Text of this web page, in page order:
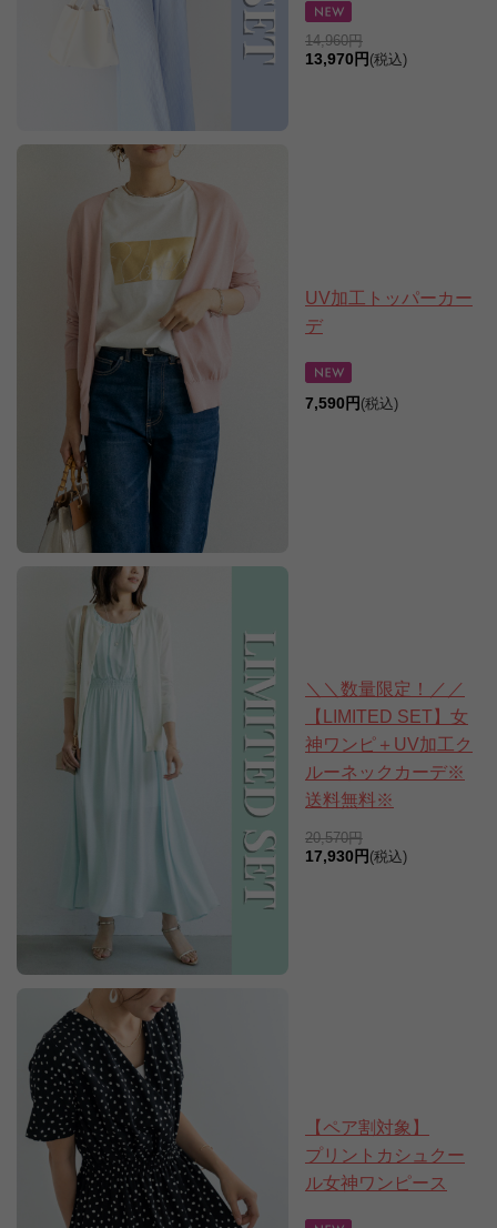
14,960円
13,970円 (税込)
UV加工トッパーカー
デ
7,590円 (税込)
＼＼数量限定！／／
【LIMITED SET】女
神ワンピ＋UV加工ク
ルーネックカーデ※
送料無料※
20,570円
17,930円 (税込)
【ペア割対象】
プリントカシュクー
ル女神ワンピース